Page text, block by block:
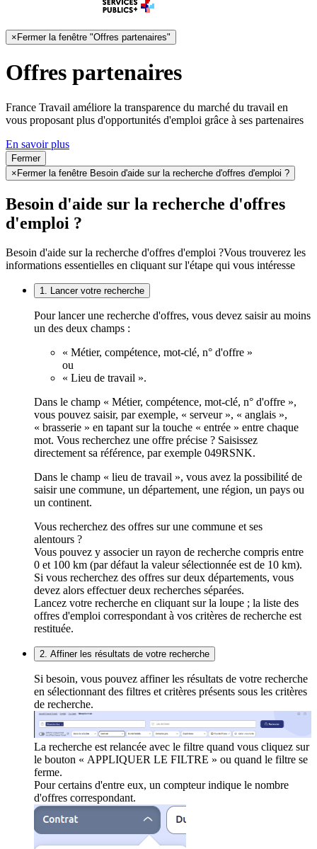
× Fermer la fenêtre "Offres partenaires"
Offres partenaires
France Travail améliore la transparence du marché du travail en
vous proposant plus d'opportunités d'emploi grâce à ses partenaires
En savoir plus
Fermer
×Fermer la fenêtre Besoin d'aide sur la recherche d'offres d'emploi ?
Besoin d'aide sur la recherche d'offres
d'emploi ?
Besoin d'aide sur la recherche d'offres d'emploi ?Vous trouverez les
informations essentielles en cliquant sur l'étape qui vous intéresse
1. Lancer votre recherche
Pour lancer une recherche d'offres, vous devez saisir au moins
un des deux champs :
« Métier, compétence, mot-clé, n° d'offre »
ou
« Lieu de travail ».
Dans le champ « Métier, compétence, mot-clé, n° d'offre »,
vous pouvez saisir, par exemple, « serveur », « anglais »,
« brasserie » en tapant sur la touche « entrée » entre chaque
mot. Vous recherchez une offre précise ? Saisissez
directement sa référence, par exemple 049RSNK.
Dans le champ « lieu de travail », vous avez la possibilité de
saisir une commune, un département, une région, un pays ou
un continent.
Vous recherchez des offres sur une commune et ses
alentours ?
Vous pouvez y associer un rayon de recherche compris entre
0 et 100 km (par défaut la valeur sélectionnée est de 10 km).
Si vous recherchez des offres sur deux départements, vous
devez alors effectuer deux recherches séparées.
Lancez votre recherche en cliquant sur la loupe ; la liste des
offres d'emploi correspondant à vos critères de recherche est
restituée.
2. Affiner les résultats de votre recherche
Si besoin, vous pouvez affiner les résultats de votre recherche
en sélectionnant des filtres et critères présents sous les critères
de recherche.
La recherche est relancée avec le filtre quand vous cliquez sur
le bouton « APPLIQUER LE FILTRE » ou quand le filtre se
ferme.
Pour certains d'entre eux, un compteur indique le nombre
d'offres correspondant.